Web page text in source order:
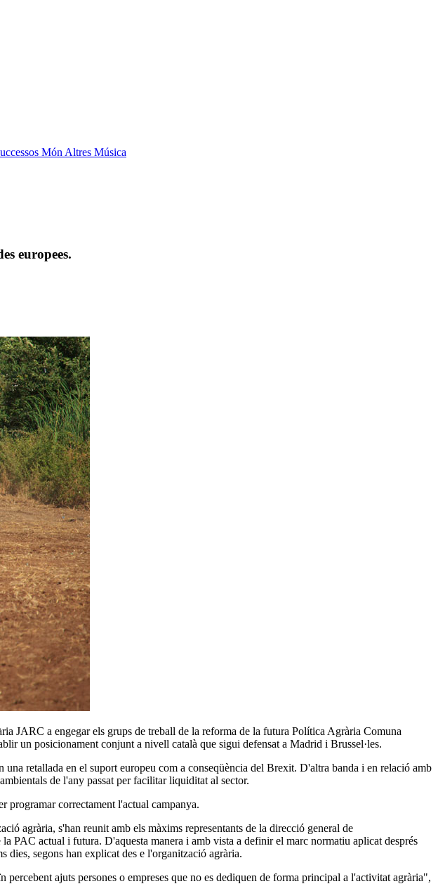
Món Altres Música
europees.
JARC a engegar els grups de treball de la reforma de la futura Política Agrària Comuna
un posicionament conjunt a nivell català que sigui defensat a Madrid i Brussel·les.
retallada en el suport europeu com a conseqüència del Brexit. D'altra banda i en relació amb
de l'any passat per facilitar liquiditat al sector.
programar correctament l'actual campanya.
agrària, s'han reunit amb els màxims representants de la direcció general de
PAC actual i futura. D'aquesta manera i amb vista a definir el marc normatiu aplicat després
dies, segons han explicat des e l'organització agrària.
ajuts persones o empreses que no es dediquen de forma principal a l'activitat agrària",